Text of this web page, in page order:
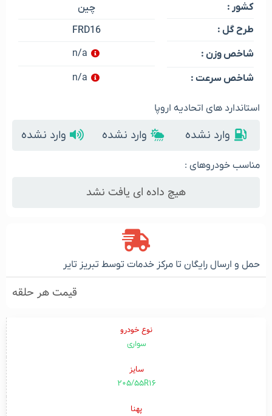
کشور :
طرح گل :
شاخص وزن :
شاخص سرعت :
چین
FRD16
n/a
n/a
استاندارد های اتحادیه اروپا
وارد نشده وارد نشده وارد نشده
مناسب خودروهای :
هیچ داده ای یافت نشد
حمل و ارسال رایگان تا مرکز خدمات توسط تبریز تایر
قیمت هر حلقه
نوع خودرو
سواری
سایز
205/55R16
پهنا